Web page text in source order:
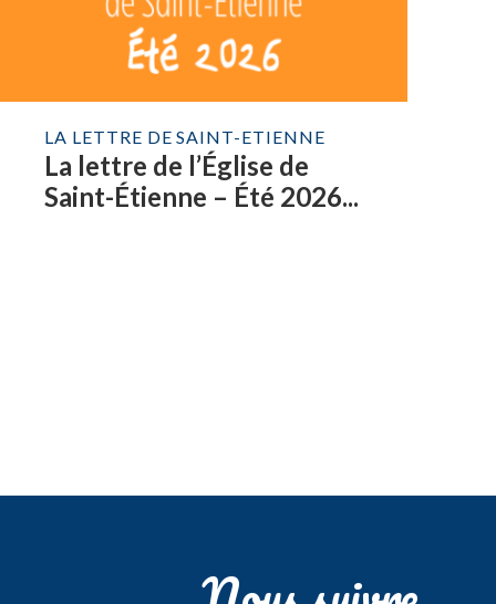
LA LETTRE DE SAINT-ETIENNE
La lettre de l’Église de
Saint-Étienne – Été 2026...